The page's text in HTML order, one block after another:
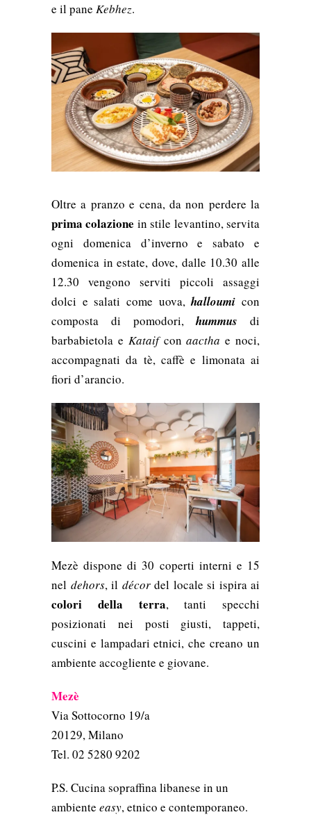
e il pane Kebhez.
Oltre a pranzo e cena, da non perdere la
prima colazione in stile levantino, servita
ogni domenica d’inverno e sabato e
domenica in estate, dove, dalle 10.30 alle
12.30 vengono serviti piccoli assaggi
dolci e salati come uova,halloumi con
composta di pomodori,hummus di
barbabietola e Kataifconaactha e noci,
accompagnati da tè, caffè e limonata ai
fiori d’arancio.
Mezè dispone di 30 coperti interni e 15
nel dehors, il décordel locale si ispira ai
colori della terra, tanti specchi
posizionati nei posti giusti, tappeti,
cuscini e lampadari etnici, che creano un
ambiente accogliente e giovane.
Mezè
Via Sottocorno 19/a
20129, Milano
Tel. 02 5280 9202
P.S. Cucina sopraffina libanese in un
ambiente easy, etnico e contemporaneo.